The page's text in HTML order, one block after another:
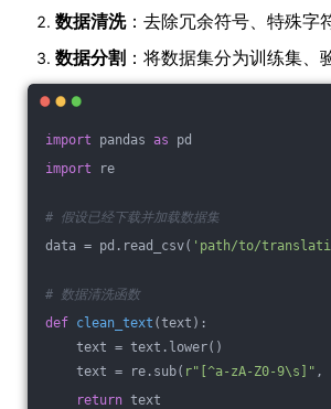
数据清洗：去除冗余符号、特殊字
数据分割 ：将数据集分为训练集、
import pandas as pd
import re
# 假设已经下载并加载数据集
data = pd.read_csv( 'path/to/
# 数据清洗函数
def clean_text (text) :
text = text.lower()
text = re.sub( r"[^a-zA-Z0-9\s]" ,
return text